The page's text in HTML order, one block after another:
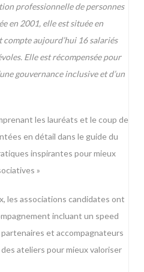
professionnelle de personnes
en 2001, elle est située en
aujourd’hui 16 salariés
Elle est récompensée pour
gouvernance inclusive et d’un
les lauréats et le coup de
en détail dans le guide du
inspirantes pour mieux
»
les associations candidates ont
incluant un speed
et accompagnateurs
ateliers pour mieux valoriser